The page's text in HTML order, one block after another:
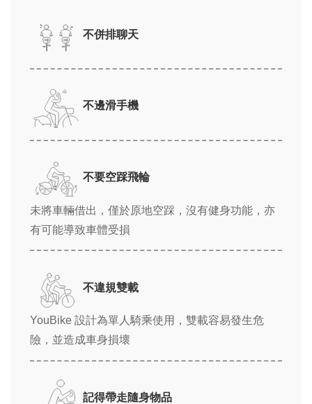
不併排聊天
不邊滑手機
不要空踩飛輪
未將車輛借出，僅於原地空踩，沒有健身功能，亦
有可能導致車體受損
不違規雙載
YouBike 設計為單人騎乘使用，雙載容易發生危
險，並造成車身損壞
記得帶走隨身物品